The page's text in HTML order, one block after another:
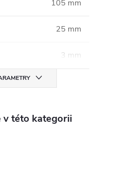
105 mm
25 mm
3 mm
v této kategorii